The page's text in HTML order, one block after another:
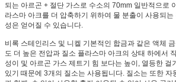
되는 아르곤 + 절단 가스로 수소의 70mm 일반적으로
라스마 아크를 더 압축하기 위하여 물 분출이 사용되
성은 얻어질 수 있습니다.
비록 스테인리스 및 니켈 기본적인 합금과 같은 액체
도 더 높은 전압과 질소 플라스마 아크의 상태 하에서
성이 및 아르곤 가스 제트기 힘 보다는 높이, 열등한 걸
있기 때문에 3개의 질소는 사용됩니다. 질소는 또한 자